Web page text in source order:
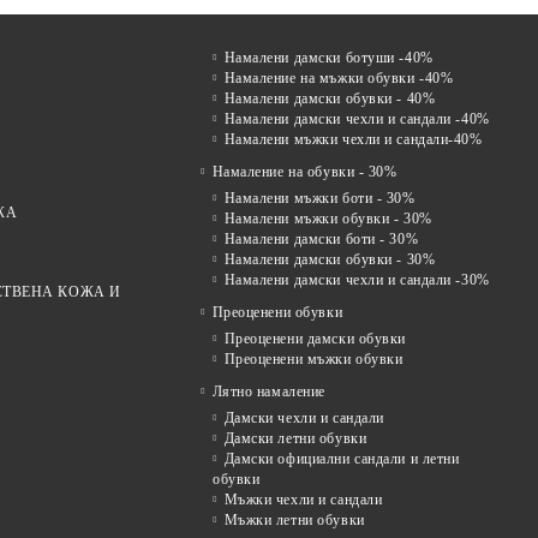
КОЖА И
Намалени дамски ботуши -40%
Намаление на мъжки обувки -40%
Намалени дамски обувки - 40%
Намалени дамски чехли и сандали -40%
Намалени мъжки чехли и сандали-40%
Намаление на обувки - 30%
Намалени мъжки боти - 30%
Намалени мъжки обувки - 30%
Намалени дамски боти - 30%
Намалени дамски обувки - 30%
Намалени дамски чехли и сандали -30%
Преоценени обувки
Преоценени дамски обувки
Преоценени мъжки обувки
Лятно намаление
Дамски чехли и сандали
Дамски летни обувки
Дамски официални сандали и летни
обувки
Мъжки чехли и сандали
Мъжки летни обувки